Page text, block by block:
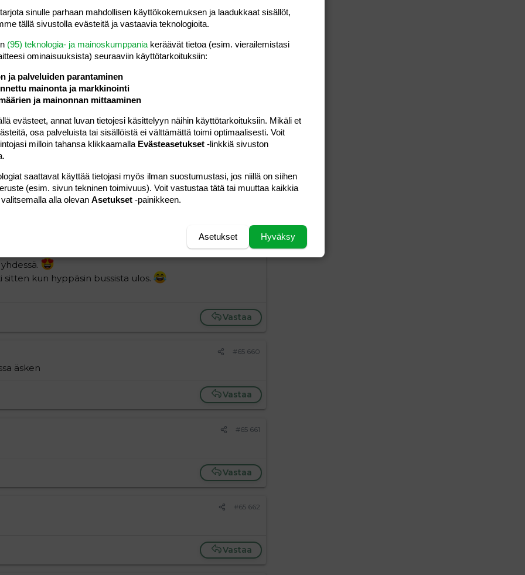
Vastaa
:
Vastaa
sinulle.
iltarutiineja kanssasi.
Niinku mennä suihkuun,
kun hyppäsin bussista ulos.
Vastaa
#65 660
äsken
Vastaa
#65 661
Vastaa
#65 662
Vastaa
sinulle parhaan mahdollisen käyttökokemuksen ja laadukkaat sisällöt,
tällä sivustolla evästeitä ja vastaavia teknologioita.
(95) teknologia- ja mainoskumppania keräävät tietoa (esim. vierailemis­tasi
ominaisuuk­sista) seuraaviin käyttötarkoituksiin:
ja palveluiden parantaminen
mainonta ja markkinointi
ja mainonnan mittaaminen
evästeet, annat luvan tietojesi käsittelyyn näihin käyttötarkoituksiin. Mikäli et
osa palveluista tai sisällöistä ei välttämättä toimi optimaalisesti. Voit
milloin tahansa klikkaamalla Evästeasetukset -linkkiä sivuston
saattavat käyttää tietojasi myös ilman suostumustasi, jos niillä on siihen
(esim. sivun tekninen toimivuus). Voit vastustaa tätä tai muuttaa kaikkia
alla olevan Asetukset -painikkeen.
Hyväksy
Asetukset